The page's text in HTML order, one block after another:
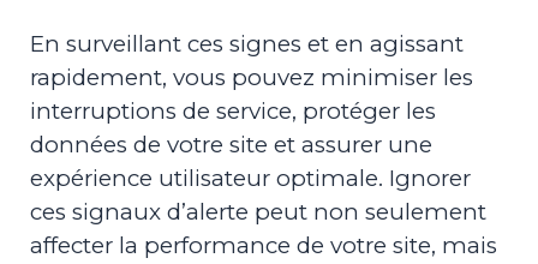
En surveillant ces signes et en agissant
rapidement, vous pouvez minimiser les
interruptions de service, protéger les
données de votre site et assurer une
expérience utilisateur optimale. Ignorer
ces signaux d’alerte peut non seulement
affecter la performance de votre site, mais